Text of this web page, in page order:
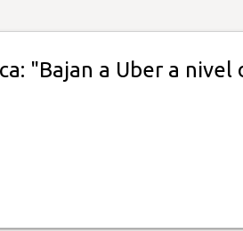
"Bajan a Uber a nivel